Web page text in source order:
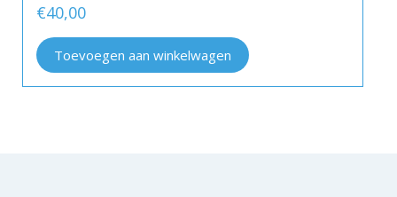
€40,00
Toevoegen aan winkelwagen